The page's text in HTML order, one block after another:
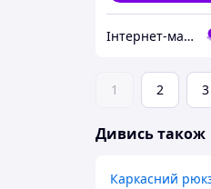
Інтернет-магазин "Одісей-Торг"
1 2 3
Дивись також
Каркасний